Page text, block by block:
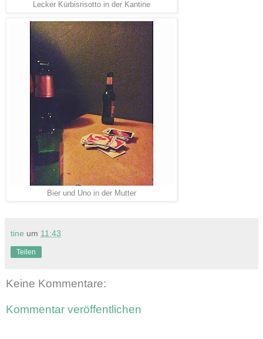
Lecker Kürbisrisotto in der Kantine
Bier und Uno in der Mutter
tine um 11:43
Teilen
Keine Kommentare:
Kommentar veröffentlichen